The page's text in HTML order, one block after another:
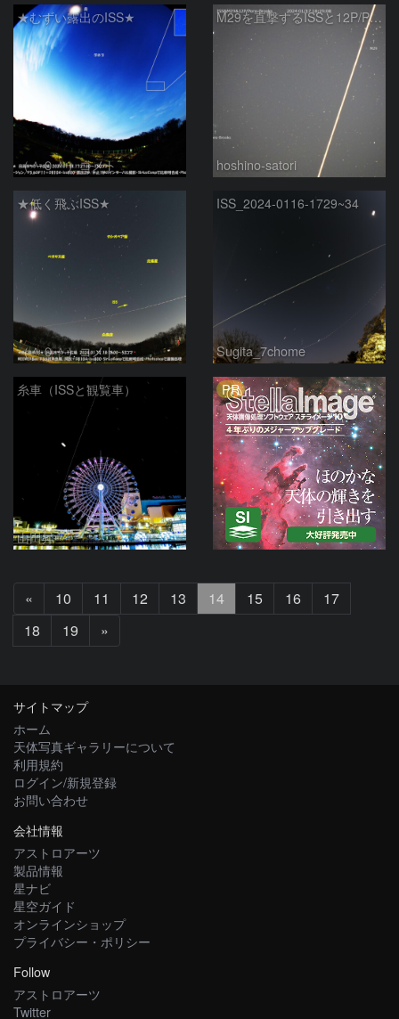
★むずい露出のISS★
（＾０＾）コメト
M29を直撃するISSと12P/Pons-Brooks
hoshino-satori
★低く飛ぶISS★
（＾０＾）コメト
ISS_2024-0116-1729~34
Sugita_7chome
糸車（ISSと観覧車）
山田昇
PR
«
へ
10 11 12 13 14 15 16
17
18
19 »
へ
サイトマップ
ホーム
天体写真ギャラリーについて
利用規約
ログイン/新規登録
お問い合わせ
会社情報
アストロアーツ
製品情報
星ナビ
星空ガイド
オンラインショップ
プライバシー・ポリシー
Follow
アストロアーツ
Twitter